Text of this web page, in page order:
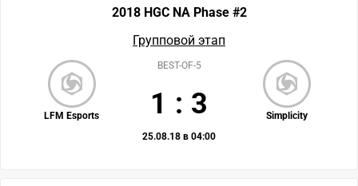
2018 HGC NA Phase #2
Групповой этап
LFM Esports Simplicity
BEST-OF-5
1 : 3
25.08.18 в 04:00